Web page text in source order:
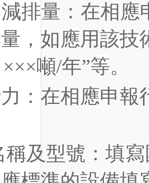
排量：在相應
，如應用該技
×××噸/年”等。
：在相應申報
稱及型號 ： 填